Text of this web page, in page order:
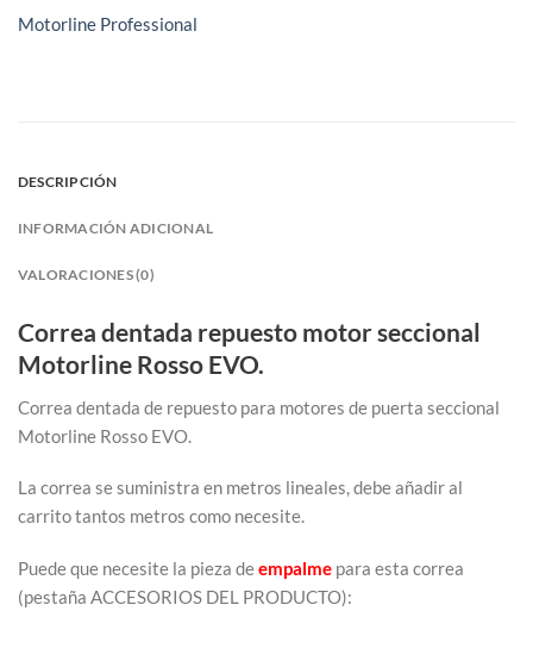
Motorline Professional
DESCRIPCIÓN
INFORMACIÓN ADICIONAL
VALORACIONES (0)
Correa dentada repuesto motor seccional
Motorline Rosso EVO.
Correa dentada de repuesto para motores de puerta seccional
Motorline Rosso EVO.
La correa se suministra en metros lineales, debe añadir al
carrito tantos metros como necesite.
Puede que necesite la pieza deempalme para esta correa
(pestaña ACCESORIOS DEL PRODUCTO):